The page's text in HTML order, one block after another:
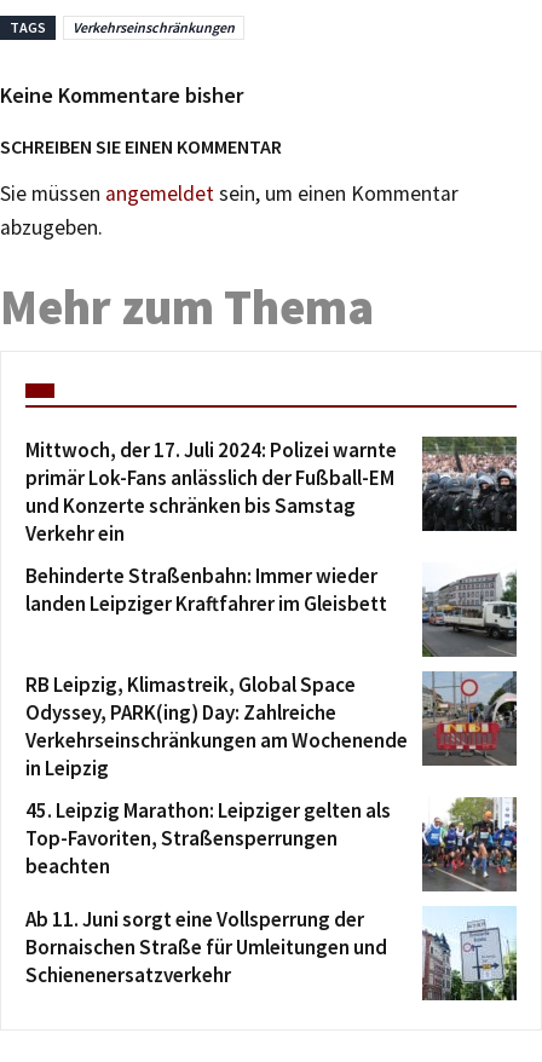
TAGS Verkehrseinschränkungen
Keine Kommentare bisher
SCHREIBEN SIE EINEN KOMMENTAR
Sie müssen angemeldetsein, um einen Kommentar
abzugeben.
Mehr zum Thema
Mittwoch, der 17. Juli 2024: Polizei warnte
primär Lok-Fans anlässlich der Fußball-EM
und Konzerte schränken bis Samstag
Verkehr ein
Behinderte Straßenbahn: Immer wieder
landen Leipziger Kraftfahrer im Gleisbett
RB Leipzig, Klimastreik, Global Space
Odyssey, PARK(ing) Day: Zahlreiche
Verkehrseinschränkungen am Wochenende
in Leipzig
45. Leipzig Marathon: Leipziger gelten als
Top-Favoriten, Straßensperrungen
beachten
Ab 11. Juni sorgt eine Vollsperrung der
Bornaischen Straße für Umleitungen und
Schienenersatzverkehr